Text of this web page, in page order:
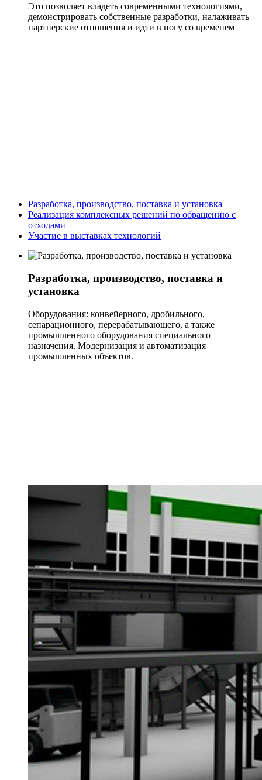
Это позволяет владеть современными технологиями,
демонстрировать собственные разработки, налаживать
партнерские отношения и идти в ногу со временем
Разработка, производство, поставка и установка
Реализация комплексных решений по обращению с
отходами
Участие в выставках технологий
Разработка, производство, поставка и
установка
Оборудования: конвейерного, дробильного,
сепарационного, перерабатывающего, а также
промышленного оборудования специального
назначения. Модернизация и автоматизация
промышленных объектов.